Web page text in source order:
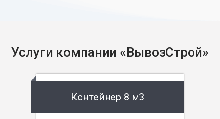
Услуги компании «ВывозСтрой»
Контейнер 8 м3